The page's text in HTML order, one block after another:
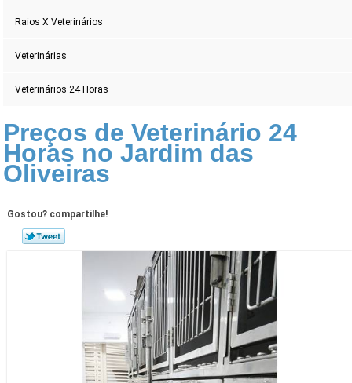
Raios X Veterinários
Veterinárias
Veterinários 24 Horas
Preços de Veterinário 24
Horas no Jardim das
Oliveiras
Gostou? compartilhe!